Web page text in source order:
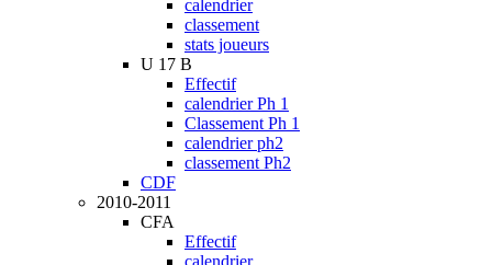
calendrier
classement
stats joueurs
U 17 B
Effectif
calendrier Ph 1
Classement Ph 1
calendrier ph2
classement Ph2
CDF
2010-2011
CFA
Effectif
calendrier